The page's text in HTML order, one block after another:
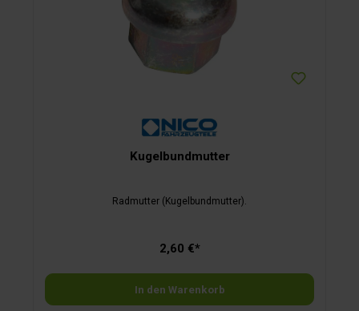
Kugelbundmutter
Radmutter (Kugelbundmutter).
2,60 €*
In den Warenkorb